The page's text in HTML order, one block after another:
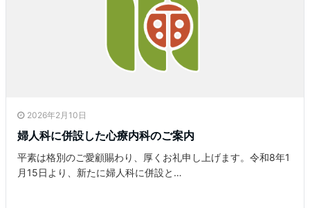
2026年2月10日
婦人科に併設した心療内科のご案内
平素は格別のご愛顧賜わり、厚くお礼申し上げます。令和8年1
月15日より、新たに婦人科に併設と…